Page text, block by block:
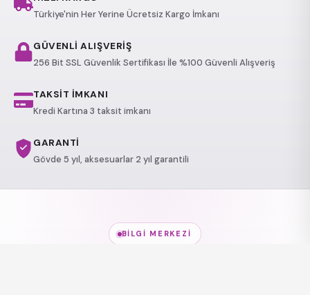
Türkiye'nin Her Yerine Ücretsiz Kargo İmkanı
GÜVENLİ ALIŞVERİŞ
256 Bit SSL Güvenlik Sertifikası İle %100 Güvenli Alışveriş
TAKSİT İMKANI
Kredi Kartına 3 taksit imkanı
GARANTİ
Gövde 5 yıl, aksesuarlar 2 yıl garantili
BILGI MERKEZI